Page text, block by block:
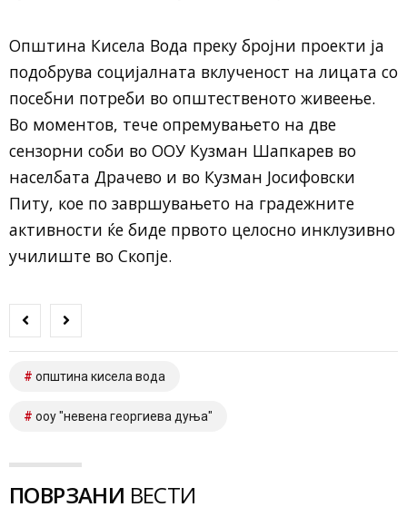
Општина Кисела Вода преку бројни проекти ја
подобрува социјалната вклученост на лицата со
посебни потреби во општественото живеење.
Во моментов, тече опремувањето на две
сензорни соби во ООУ Кузман Шапкарев во
населбата Драчево и во Кузман Јосифовски
Питу, кое по завршувањето на градежните
активности ќе биде првото целосно инклузивно
училиште во Скопје.
општина кисела вода
ооу "невена георгиева дуња"
ПОВРЗАНИ ВЕСТИ